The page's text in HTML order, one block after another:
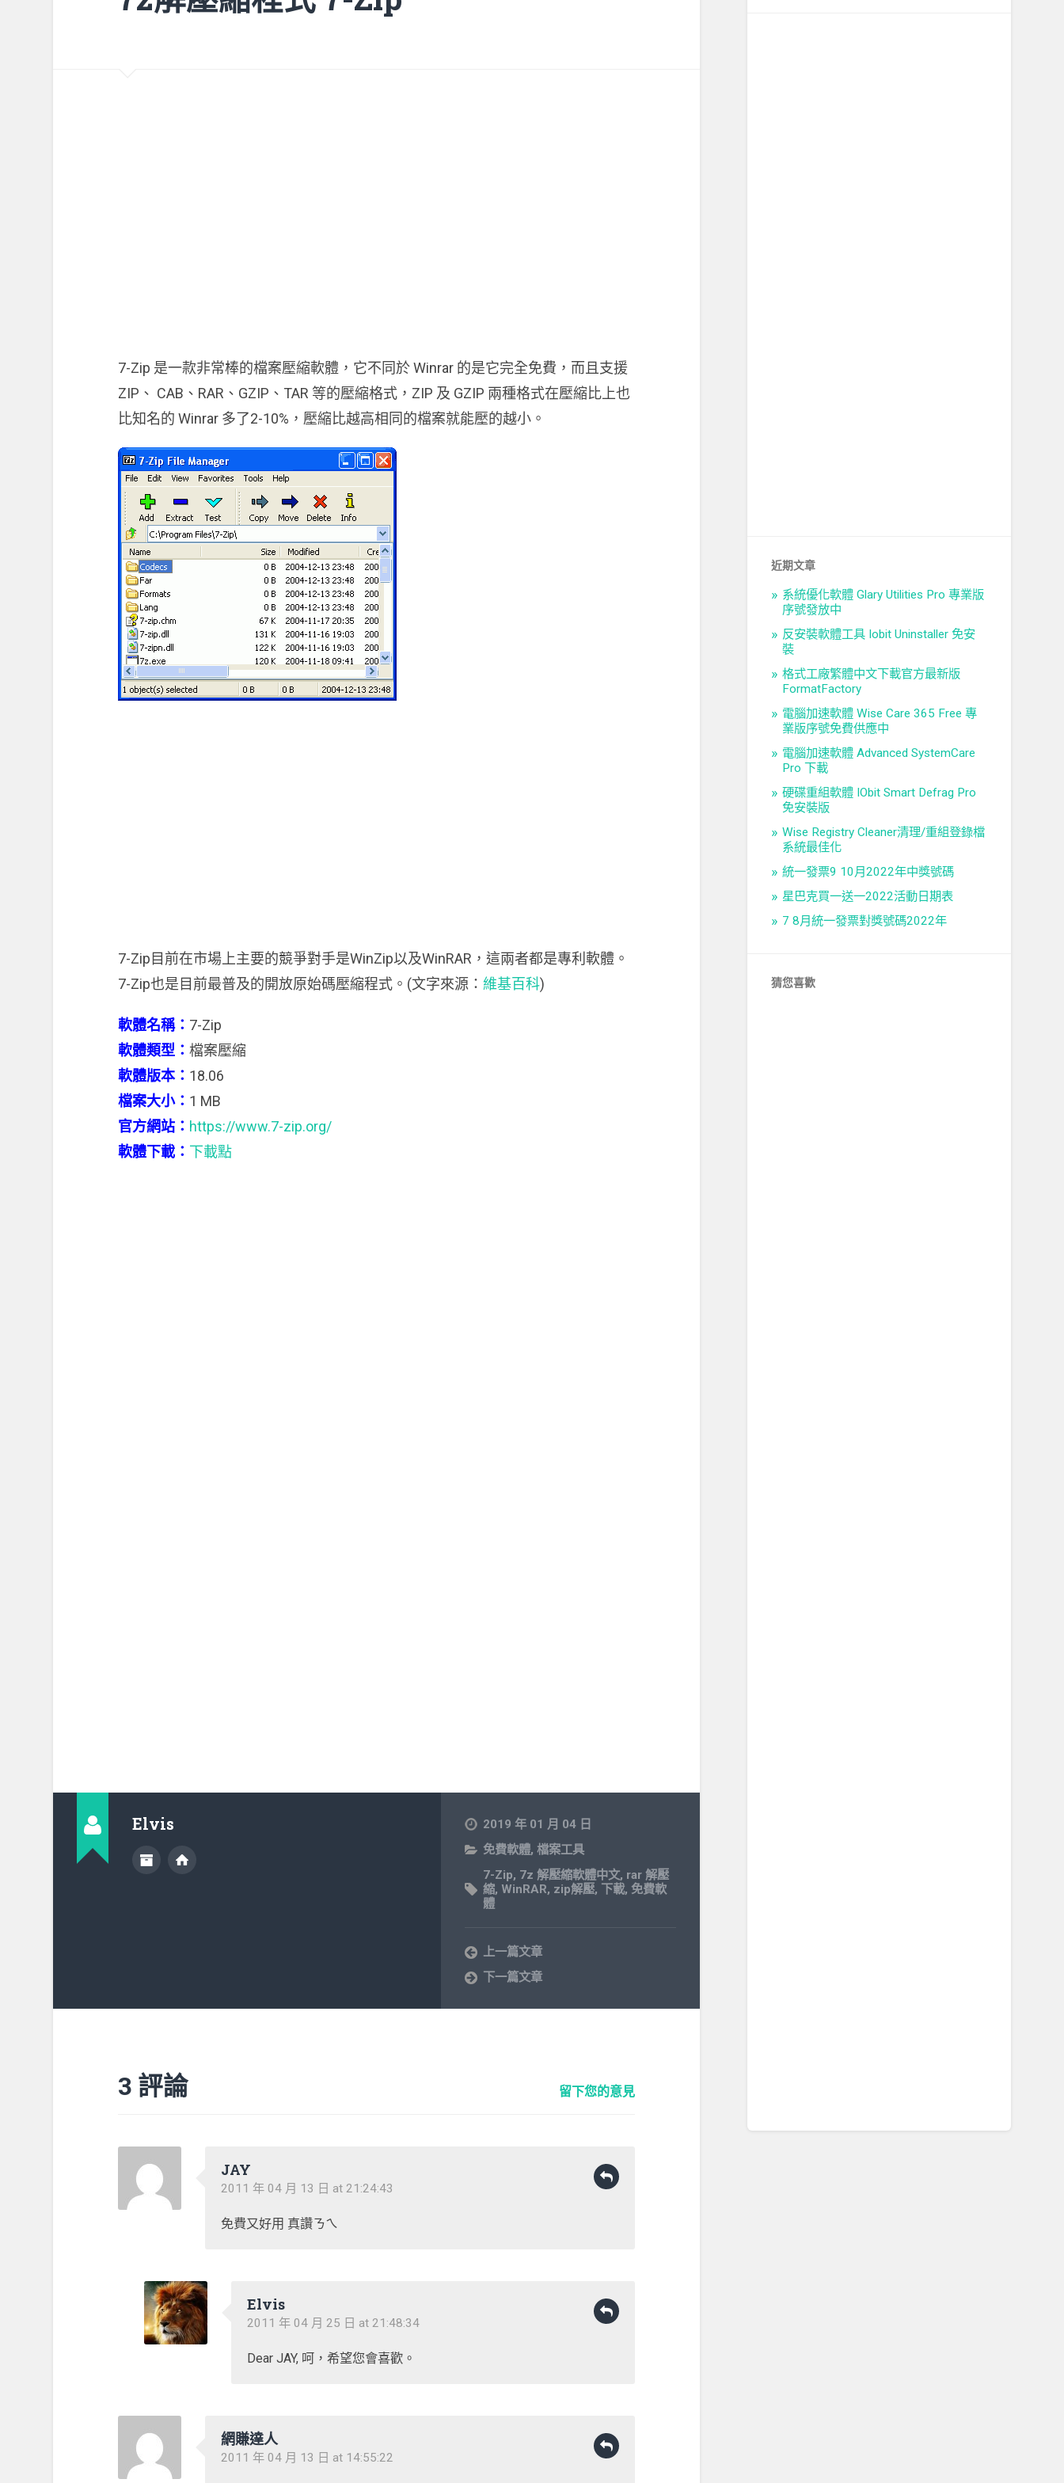
7-Zip 是一款非常棒的檔案壓縮軟體，它不同於 Winrar 的是它完全免費，而且支援
ZIP、 CAB、RAR、GZIP、TAR 等的壓縮格式，ZIP 及 GZIP 兩種格式在壓縮比上也
比知名的 Winrar 多了2-10%，壓縮比越高相同的檔案就能壓的越小。
7-Zip目前在市場上主要的競爭對手是WinZip以及WinRAR，這兩者都是專利軟體。
7-Zip也是目前最普及的開放原始碼壓縮程式。(文字來源： 維基百科)
軟體名稱： 7-Zip
軟體類型： 檔案壓縮
軟體版本： 18.06
檔案大小： 1 MB
官方網站： https://www.7-zip.org/
軟體下載： 下載點
Elvis
2019 年 01 月 04 日
免費軟體,檔案工具
7-Zip, 7z 解壓縮軟體中文, rar 解壓
縮, WinRAR, zip解壓, 下載,免費軟
體
上一篇文章
下一篇文章
3 評論 留下您的意見
JAY
2011 年 04 月 13 日 at 21:24:43
免費又好用 真讚ㄋㄟ
Elvis
2011 年 04 月 25 日 at 21:48:34
Dear JAY, 呵，希望您會喜歡。
網賺達人
2011 年 04 月 13 日 at 14:55:22
近期文章
系統優化軟體 Glary Utilities Pro 專業版
序號發放中
反安裝軟體工具 Iobit Uninstaller 免安
裝
格式工廠繁體中文下載官方最新版
FormatFactory
電腦加速軟體 Wise Care 365 Free 專
業版序號免費供應中
電腦加速軟體 Advanced SystemCare
Pro 下載
硬碟重組軟體 IObit Smart Defrag Pro
免安裝版
Wise Registry Cleaner清理/重組登錄檔
系統最佳化
統一發票9 10月2022年中獎號碼
星巴克買一送一2022活動日期表
7 8月統一發票對獎號碼2022年
猜您喜歡